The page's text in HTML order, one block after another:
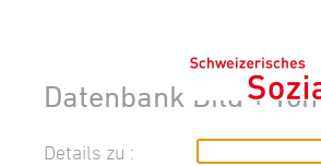
Datenbank Bild + Ton
Details zu :